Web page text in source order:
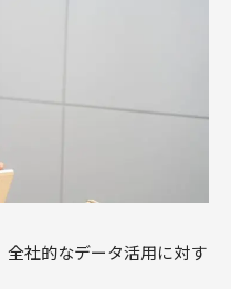
社的なデータ活用に対す